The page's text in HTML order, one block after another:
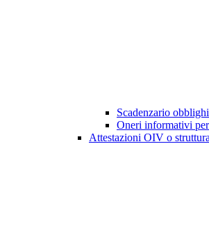
Scadenzario
Oneri informativi
Attestazioni OIV o